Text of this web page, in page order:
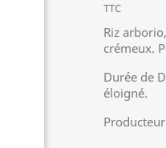
TTC
Riz
crémeux.
Durée de
éloigné.